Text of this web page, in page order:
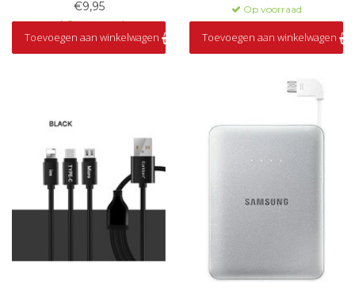
€9,95
Op voorraad
Toevoegen aan winkelwagen
Op voorraad
Toevoegen aan winkelwagen